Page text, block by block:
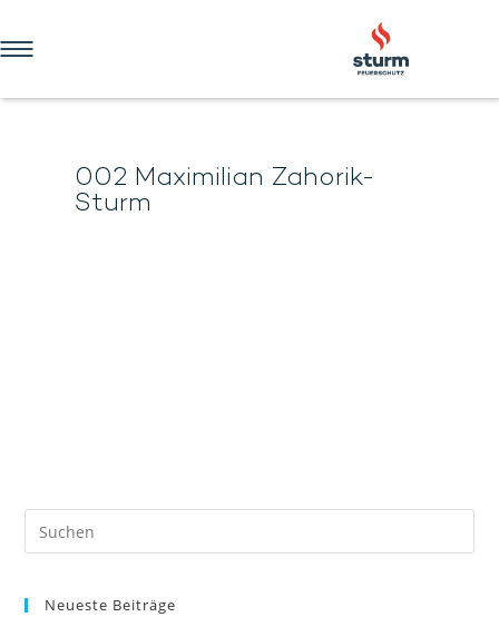
VERTRIEB
002 Maximilian Zahorik-
Sturm
Neueste Beiträge